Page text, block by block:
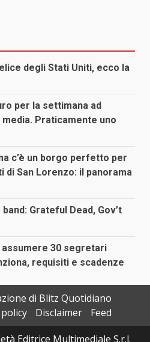
degli Stati Uniti, ecco la
per la settimana ad
Praticamente uno
c’è un borgo perfetto per
San Lorenzo: il panorama
Grateful Dead, Gov’t
assumere 30 segretari
requisiti e scadenze
di Blitz Quotidiano
Disclaimer
Feed
Editrice Multimediale S.r.l.